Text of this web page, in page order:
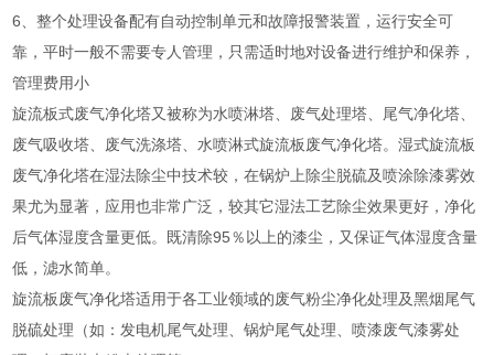
6、整个处理设备配有自动控制单元和故障报警装置，运行安全可
靠，平时一般不需要专人管理，只需适时地对设备进行维护和保养，
管理费用小
旋流板式废气净化塔又被称为水喷淋塔、废气处理塔、尾气净化塔、
废气吸收塔、废气洗涤塔、水喷淋式旋流板废气净化塔。湿式旋流板
废气净化塔在湿法除尘中技术较，在锅炉上除尘脱硫及喷涂除漆雾效
果尤为显著，应用也非常广泛，较其它湿法工艺除尘效果更好，净化
后气体湿度含量更低。既清除95％以上的漆尘，又保证气体湿度含量
低，滤水简单。
旋流板废气净化塔适用于各工业领域的废气粉尘净化处理及黑烟尾气
脱硫处理（如：发电机尾气处理、锅炉尾气处理、喷漆废气漆雾处